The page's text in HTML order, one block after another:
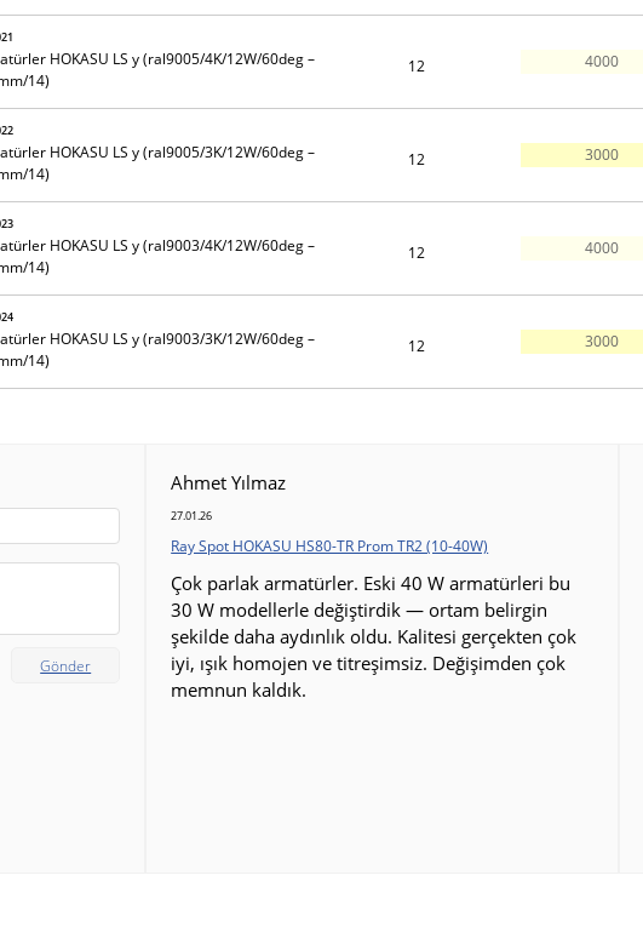
HOKASU LS y (ral9005/4K/12W/60deg –
14)
12 4000
HOKASU LS y (ral9005/3K/12W/60deg –
14)
12 3000
HOKASU LS y (ral9003/4K/12W/60deg –
14)
12 4000
HOKASU LS y (ral9003/3K/12W/60deg –
14)
12 3000
Gönder
Ahmet Yılmaz
27.01.26
Ray Spot HOKASU HS80-TR Prom TR2 (10-40W)
Çok parlak armatürler. Eski 40 W armatürleri bu
30 W modellerle değiştirdik — ortam belirgin
şekilde daha aydınlık oldu. Kalitesi gerçekten çok
iyi, ışık homojen ve titreşimsiz. Değişimden çok
memnun kaldık.